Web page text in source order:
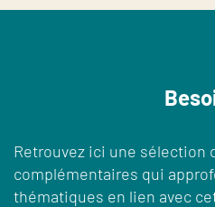
Retrouvez ici une sélection
complémentaires qui
thématiques en lien avec